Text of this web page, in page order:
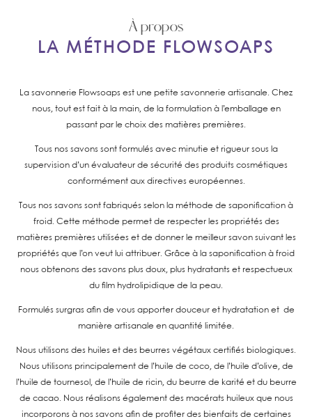
À propos
LA MÉTHODE FLOWSOAPS
La savonnerie Flowsoaps est une petite savonnerie artisanale. Chez
nous, tout est fait à la main, de la formulation à l’emballage en
passant par le choix des matières premières.
Tous nos savons sont formulés avec minutie et rigueur sous la
supervision d’un évaluateur de sécurité des produits cosmétiques
conformément aux directives européennes.
Tous nos savons sont fabriqués selon la méthode de saponification à
froid. Cette méthode permet de respecter les propriétés des
matières premières utilisées et de donner le meilleur savon suivant les
propriétés que l’on veut lui attribuer. Grâce à la saponification à froid
nous obtenons des savons plus doux, plus hydratants et respectueux
du film hydrolipidique de la peau.
Formulés surgras afin de vous apporter douceur et hydratation et de
manière artisanale en quantité limitée.
Nous utilisons des huiles et des beurres végétaux certifiés biologiques.
Nous utilisons principalement de l’huile de coco, de l’huile d’olive, de
l’huile de tournesol, de l’huile de ricin, du beurre de karité et du beurre
de cacao. Nous réalisons également des macérats huileux que nous
incorporons à nos savons afin de profiter des bienfaits de certaines